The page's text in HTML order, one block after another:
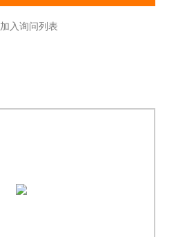
加入询问列表